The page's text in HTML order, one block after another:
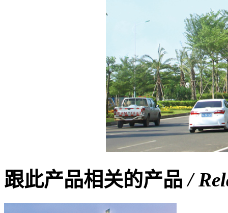
跟此产品相关的产品/